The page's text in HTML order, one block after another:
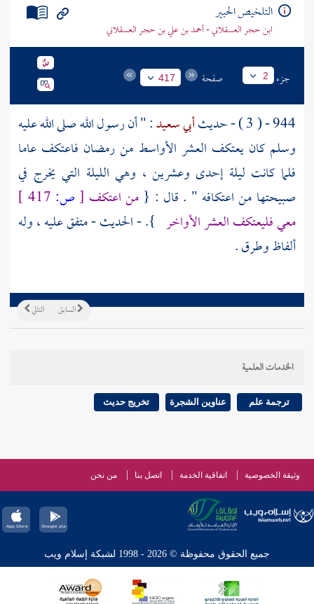
التلخيص الحبير
ابن حجر العسقلاني - أحمد بن علي بن حجر العسقلاني
جزء 2 صفحة 417
944 - ( 3 ) - حديث أبي سعيد: " أن رسول الله صلى الله عليه
وسلم كان يعتكف العشر الأواسط من رمضان فاعتكف عاما
فلما كانت ليلة إحدى وعشرين ، وهي الليلة التي يخرج في
صبيحتها من اعتكافه " . قال : { من اعتكف [ص:
معي فليعتكف العشر الأواخر }. - الحديث - متفق عليه ، وله
ألفاظ وطرق .
التالي السابق
الخدمات العلمية
ترجمة علم عناوين الشجرة تخريج حديث
وثيقة الخصوصية اتفاقية الخدمة اتصل بنا من نحن
جميع الحقوق محفوظة © 2026 - 1998 لشبكة إسلام ويب